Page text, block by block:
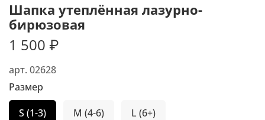
арт. 02628
Шапка утеплённая лазурно-
бирюзовая
1 500 ₽
Размер
S (1-3)
M (4-6) L (6+)